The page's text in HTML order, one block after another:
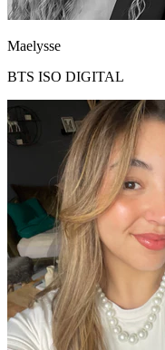
Maelysse
BTS ISO DIGITAL